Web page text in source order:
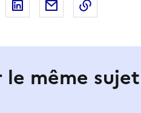
sur Facebook
Partager sur XPartager sur LinkedIn
Partager par email
le même sujet